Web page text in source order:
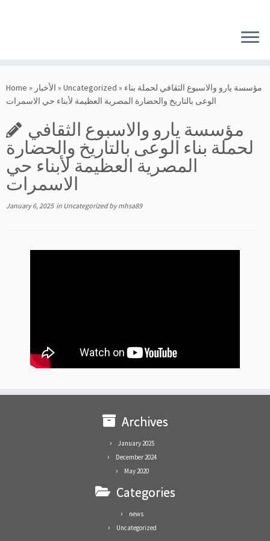
Home » الأخبار » Uncategorized » مؤسسة يارو والاسبوع الثقافي لحملة بناء
الوعى بالتاريخ والحضارة المصرية العظيمة لأبناء حي الاسمرات
مؤسسة يارو والاسبوع الثقافي
لحملة بناء الوعى بالتاريخ والحضارة
المصرية العظيمة لأبناء حي
الاسمرات
January 6, 2025in Uncategorizedbymhsa89
Archives
January 2025
December 2024
May 2020
Categories
news
Uncategorized